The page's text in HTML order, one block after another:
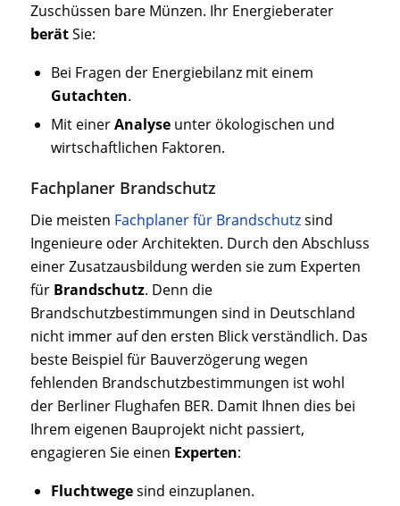
Zuschüssen bare Münzen. Ihr Energieberater
berätSie:
Bei Fragen der Energiebilanz mit einem
Gutachten.
Mit einerAnalyseunter ökologischen und
wirtschaftlichen Faktoren.
Fachplaner Brandschutz
Die meisten Fachplaner für Brandschutzsind
Ingenieure oder Architekten. Durch den Abschluss
einer Zusatzausbildung werden sie zum Experten
für Brandschutz. Denn die
Brandschutzbestimmungen sind in Deutschland
nicht immer auf den ersten Blick verständlich. Das
beste Beispiel für Bauverzögerung wegen
fehlenden Brandschutzbestimmungen ist wohl
der Berliner Flughafen BER. Damit Ihnen dies bei
Ihrem eigenen Bauprojekt nicht passiert,
engagieren Sie einen Experten:
Fluchtwegesind einzuplanen.